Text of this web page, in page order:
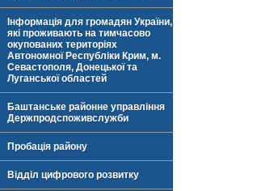
Інформація для громадян України,
які проживають на тимчасово
окупованих територіях
Автономної Республіки Крим, м.
Севастополя, Донецької та
Луганської областей
Баштанське районне управління
Держпродспоживслужби
Пробація району
Відділ цифрового розвитку